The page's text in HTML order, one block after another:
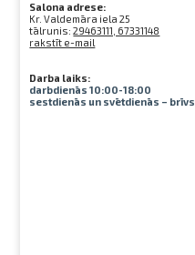
Salona adrese:
Kr. Valdemāra iela 25
tālrunis:29463111, 67331148
rakstīt e-mail
Darba laiks:
darbdienās 10:00-18:00
sestdienās un svētdienās – brīvs